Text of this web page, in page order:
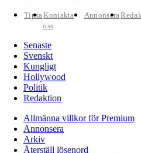
TipsaKontakta
oss
Annonsera
Senaste
Svenskt
Kungligt
Hollywood
Politik
Redaktion
Allmänna villkor för Premium
Annonsera
Arkiv
Återställ lösenord